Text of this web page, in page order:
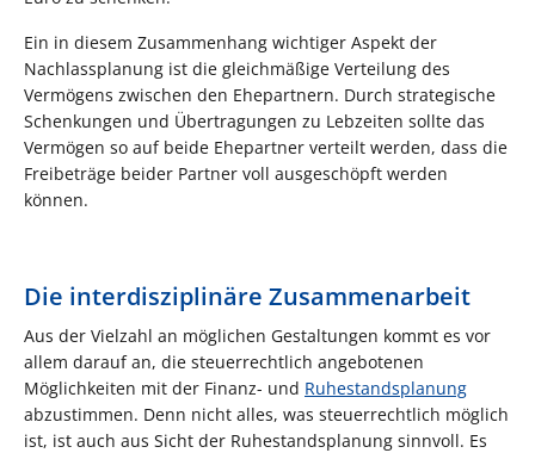
Ein in diesem Zusammenhang wichtiger Aspekt der
Nachlassplanung ist die gleichmäßige Verteilung des
Vermögens zwischen den Ehepartnern. Durch strategische
Schenkungen und Übertragungen zu Lebzeiten sollte das
Vermögen so auf beide Ehepartner verteilt werden, dass die
Freibeträge beider Partner voll ausgeschöpft werden
können.
Die interdisziplinäre Zusammenarbeit
Aus der Vielzahl an möglichen Gestaltungen kommt es vor
allem darauf an, die steuerrechtlich angebotenen
Möglichkeiten mit der Finanz- und Ruhestandsplanung
abzustimmen. Denn nicht alles, was steuerrechtlich möglich
ist, ist auch aus Sicht der Ruhestandsplanung sinnvoll. Es